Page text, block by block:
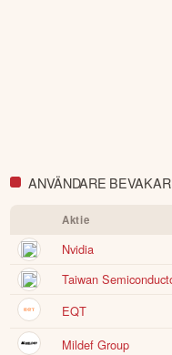
ANVÄNDARE
Aktie
Nvidia
Taiwan
EQT
Mildef Group